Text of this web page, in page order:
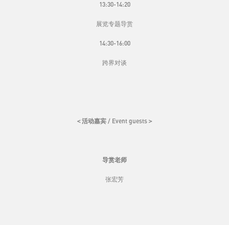
13:30-14:20
展览专题导赏
14:30-16:00
跨界对谈
＜活动嘉宾 / Event guests＞
导赏老师
张宏芳